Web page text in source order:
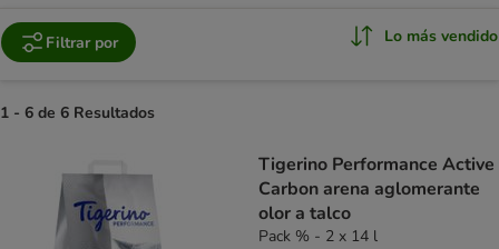
Filtrar por Lo más vendido
1 - 6 de 6 Resultados
Tigerino Performance Active
Carbon arena aglomerante
olor a talco
Pack % - 2 x 14 l